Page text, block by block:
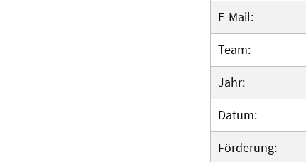
E-Mail:
Team:
Jahr:
Datum:
Förderung: